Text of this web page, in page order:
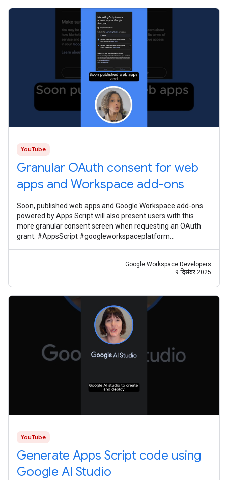
YouTube
Granular OAuth consent for web
apps and Workspace add-ons
Soon, published web apps and Google Workspace add-ons
powered by Apps Script will also present users with this
more granular consent screen when requesting an OAuth
grant. #AppsScript #googleworkspaceplatform
Google Workspace Developers
9 दिसंबर 2025
YouTube
Generate Apps Script code using
Google AI Studio